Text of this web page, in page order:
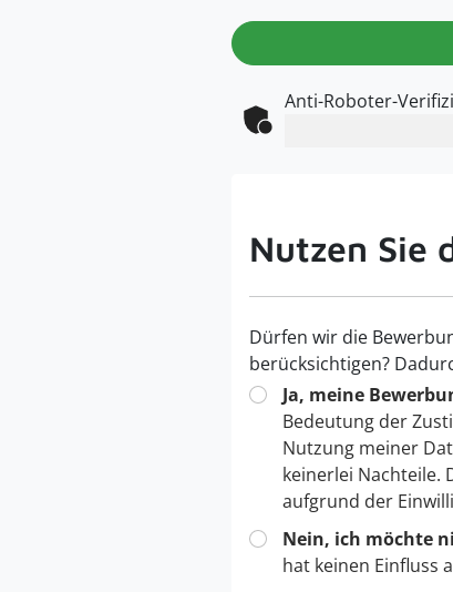
Anti-Roboter-
Nutzen Sie
Dürfen wir die
berücksichtigen?
Ja, meine
Bedeutung der
Nutzung meiner
keinerlei Nachteile.
aufgrund der
Nein, ich möchte
hat keinen Einfluss